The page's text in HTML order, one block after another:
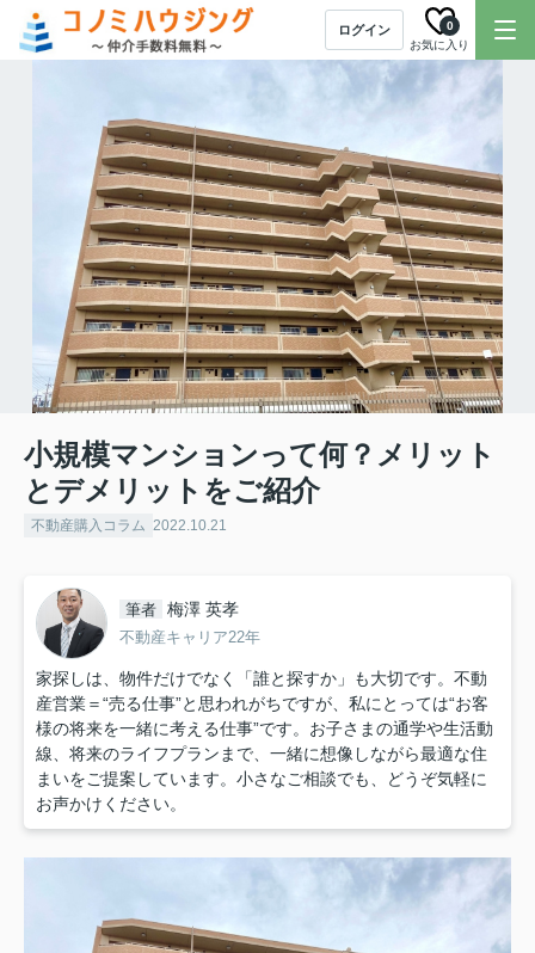
ログイン
お気に入り
0
小規模マンションって何？メリット
とデメリットをご紹介
不動産購入コラム 2022.10.21
筆者 梅澤 英孝
不動産キャリア22年
家探しは、物件だけでなく「誰と探すか」も大切です。不動
産営業＝“売る仕事”と思われがちですが、私にとっては“お客
様の将来を一緒に考える仕事”です。お子さまの通学や生活動
線、将来のライフプランまで、一緒に想像しながら最適な住
まいをご提案しています。小さなご相談でも、どうぞ気軽に
お声かけください。